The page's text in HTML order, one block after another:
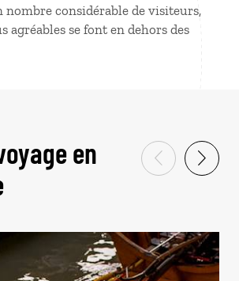
nombre considérable de visiteurs,
agréables se font en dehors des
en